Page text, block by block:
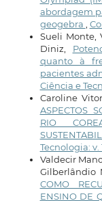
abordagem
geogebra ,
Sueli Monte,
Diniz,
quanto à
pacientes
Ciência e
Caroline
ASPECTOS
RIO
Tecnologia: v.
Valdecir
Gilberlândio
COMO
ENSINO DE